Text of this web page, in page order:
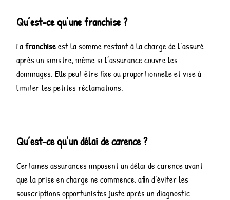
Qu’est-ce qu’une franchise ?
Lafranchiseest la somme restant à la charge de l’assuré
après un sinistre, même si l’assurance couvre les
dommages. Elle peut être fixe ou proportionnelle et vise à
limiter les petites réclamations.
Qu’est-ce qu’un délai de carence ?
Certaines assurances imposent un délai de carence avant
que la prise en charge ne commence, afin d’éviter les
souscriptions opportunistes juste après un diagnostic